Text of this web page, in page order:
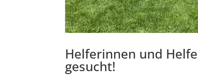
Helferinnen und
gesucht!